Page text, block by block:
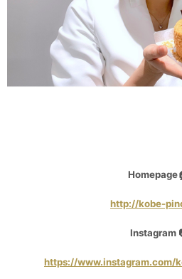
http://kobe-
Instagram
https://www.instagram.com/